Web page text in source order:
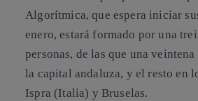
Algorítmica, que espera iniciar
enero, estará formado por una
personas, de las que una
la capital andaluza, y el resto en
Ispra (Italia) y Bruselas.